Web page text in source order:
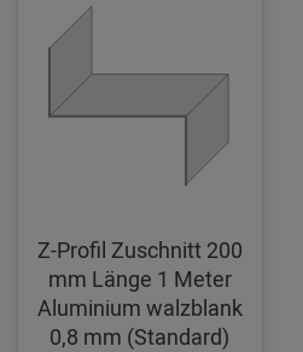
Z-Profil Zuschnitt 200
mm Länge 1 Meter
Aluminium walzblank
0,8 mm (Standard)